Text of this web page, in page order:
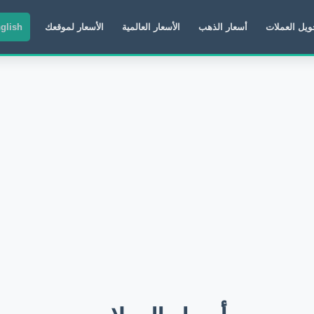
العملات أسعار الذهب الأسعار العالمية الأسعار لموقعك